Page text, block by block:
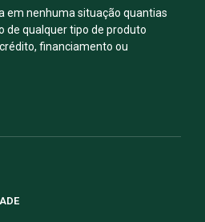
em nenhuma situação quantias
de qualquer tipo de produto
financiamento ou